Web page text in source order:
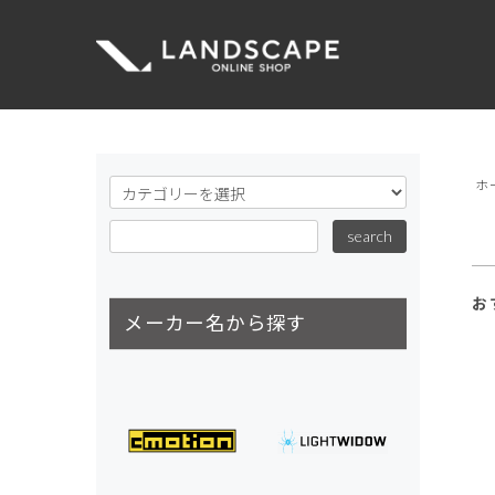
ホ
お
メーカー名から探す